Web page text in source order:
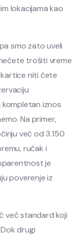
lokacijama kao
smo zato uveli
trošiti vreme
niti ćete
iznos
Na primer,
već od 3.150
ručak i
je
poverenje iz
već standard koji
drugi